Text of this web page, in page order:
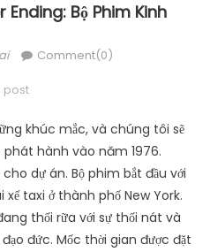
Ending: Bộ Phim Kinh
Comment(0)
post
khúc mắc, và chúng tôi sẽ
phát hành vào năm 1976.
dự án. Bộ phim bắt đầu với
taxi ở thành phố New York.
thối rữa với sự thối nát và
đức. Mốc thời gian được đặt